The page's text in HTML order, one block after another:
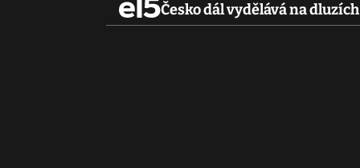
Česko dál vydělává na dluzích